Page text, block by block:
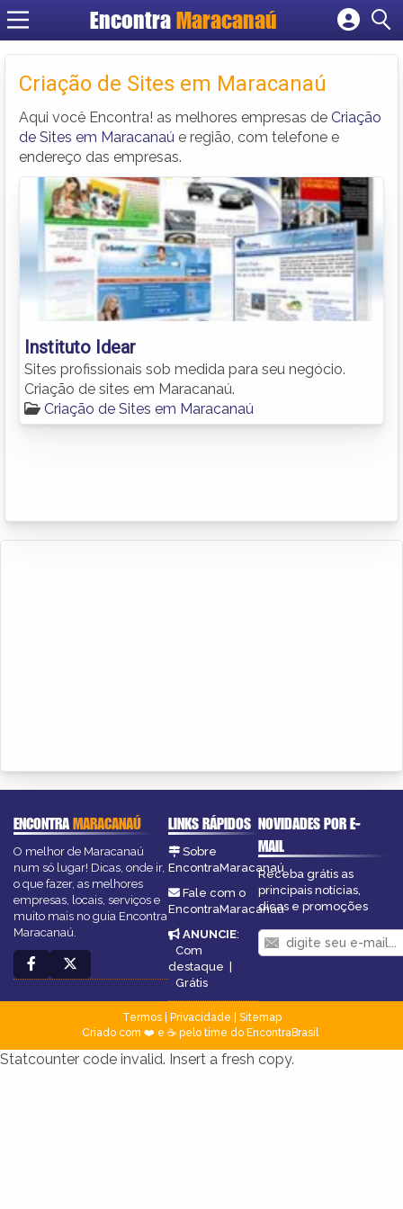
Encontra Maracanaú
Cadastrar empresa
Criar conta
Criação de Sites em Maracanaú
Aqui você Encontra! as melhores empresas de Criação
de Sites em Maracanaú e região, com telefone e
endereço das empresas.
Instituto Idear
Sites profissionais sob medida para seu negócio.
Criação de sites em Maracanaú.
Criação de Sites em Maracanaú
ENCONTRAMARACANAÚ
O melhor de Maracanaú
num só lugar! Dicas, onde ir,
o que fazer, as melhores
empresas, locais, serviços e
muito mais no guia Encontra
Maracanaú.
LINKS RÁPIDOS
Sobre
EncontraMaracanaú
Fale com o
EncontraMaracanaú
ANUNCIE:
Com
destaque |
Grátis
NOVIDADES POR E-
MAIL
Receba grátis as
principais notícias,
dicas e promoções
Termos| Privacidade
Sitemap
Criado com ❤️ e ☕ pelo time do EncontraBrasil
Statcounter code invalid. Insert a fresh copy.